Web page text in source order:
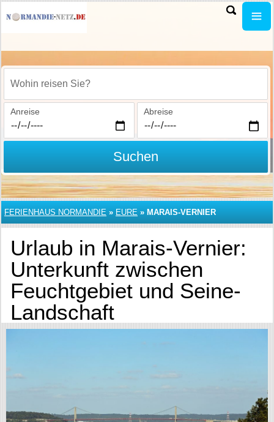
Wohin reisen Sie?
Anreise Abreise
Suchen
FERIENHAUS NORMANDIE » EURE » MARAIS-VERNIER
Urlaub in Marais-Vernier:
Unterkunft zwischen
Feuchtgebiet und Seine-
Landschaft